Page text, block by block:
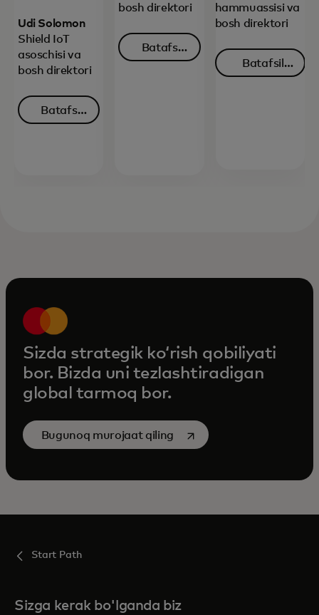
Udi Solomon
Shield IoT
asoschisi va
bosh direktori
Batafsil
bosh direktori
Batafsil
hammuassisi va
bosh direktori
Batafsil
Sizda strategik koʻrish qobiliyati
bor. Bizda uni tezlashtiradigan
global tarmoq bor.
Bugunoq murojaat qiling opens in a new tab
Start Path
Sizga kerak bo'lganda biz